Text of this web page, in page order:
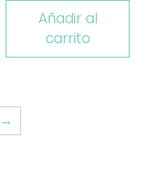
Añadir al
carrito
→